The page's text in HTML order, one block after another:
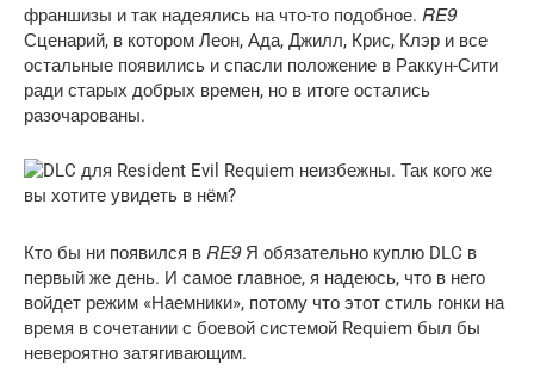
франшизы и так надеялись на что-то подобное. RE9
Сценарий, в котором Леон, Ада, Джилл, Крис, Клэр и все
остальные появились и спасли положение в Раккун-Сити
ради старых добрых времен, но в итоге остались
разочарованы.
Кто бы ни появился в RE9Я обязательно куплю DLC в
первый же день. И самое главное, я надеюсь, что в него
войдет режим «Наемники», потому что этот стиль гонки на
время в сочетании с боевой системой Requiem был бы
невероятно затягивающим.